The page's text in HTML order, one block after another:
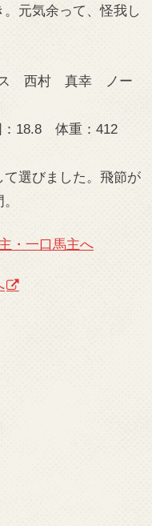
元気余って、怪我し
ス 西村 真幸 ノー
18.8 体重：412
選びました。飛節が